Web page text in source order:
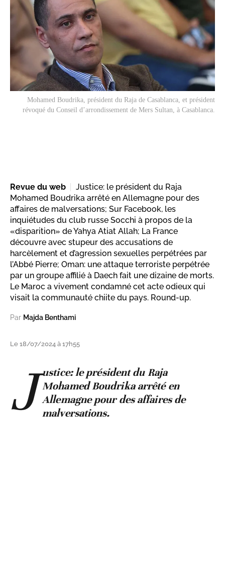
Mohamed Boudrika, président du Raja de Casablanca, et président
révoqué du Conseil d’arrondissement de Mers Sultan, à Casablanca.
Revue du web
Justice: le président du Raja
Mohamed Boudrika arrêté en Allemagne pour des
affaires de malversations; Sur Facebook, les
inquiétudes du club russe Socchi à propos de la
«disparition» de Yahya Atiat Allah; La France
découvre avec stupeur des accusations de
harcèlement et d’agression sexuelles perpétrées par
l’Abbé Pierre; Oman: une attaque terroriste perpétrée
par un groupe affilié à Daech fait une dizaine de morts.
Le Maroc a vivement condamné cet acte odieux qui
visait la communauté chiite du pays. Round-up.
Par Majda Benthami
Le 18/07/2024 à 17h55
J ustice: le président du Raja
Mohamed Boudrika arrêté en
Allemagne pour des affaires de
malversations.